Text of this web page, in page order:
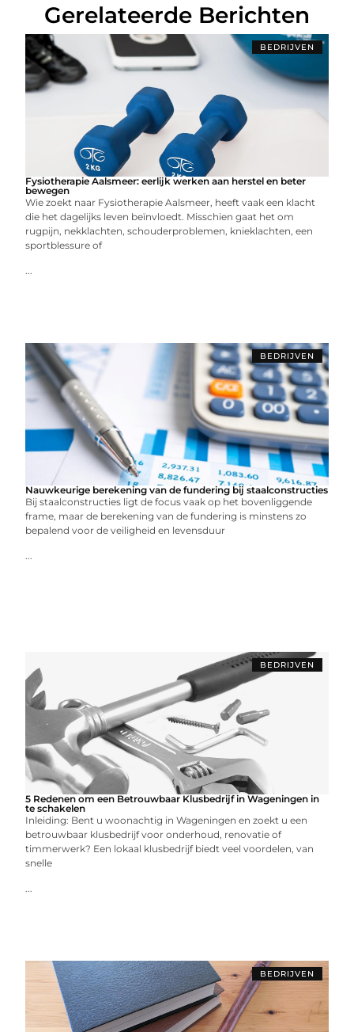
Gerelateerde Berichten
BEDRIJVEN
Fysiotherapie Aalsmeer: eerlijk werken aan herstel en beter
bewegen
Wie zoekt naar Fysiotherapie Aalsmeer, heeft vaak een klacht
die het dagelijks leven beïnvloedt. Misschien gaat het om
rugpijn, nekklachten, schouderproblemen, knieklachten, een
sportblessure of
...
BEDRIJVEN
Nauwkeurige berekening van de fundering bij staalconstructies
Bij staalconstructies ligt de focus vaak op het bovenliggende
frame, maar de berekening van de fundering is minstens zo
bepalend voor de veiligheid en levensduur
...
BEDRIJVEN
5 Redenen om een Betrouwbaar Klusbedrijf in Wageningen in
te schakelen
Inleiding: Bent u woonachtig in Wageningen en zoekt u een
betrouwbaar klusbedrijf voor onderhoud, renovatie of
timmerwerk? Een lokaal klusbedrijf biedt veel voordelen, van
snelle
...
BEDRIJVEN